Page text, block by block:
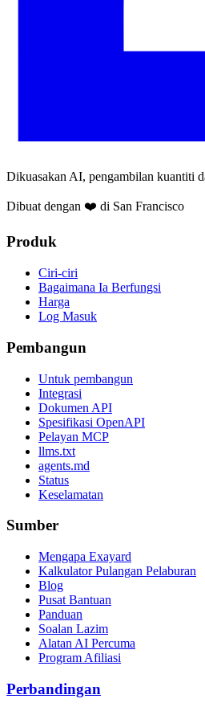
Dikuasakan AI, pengambilan kuantiti
Dibuat dengan ❤️ di San Francisco
Produk
Ciri-ciri
Bagaimana Ia Berfungsi
Harga
Log Masuk
Pembangun
Untuk pembangun
Integrasi
Dokumen API
Spesifikasi OpenAPI
Pelayan MCP
llms.txt
agents.md
Status
Keselamatan
Sumber
Mengapa Exayard
Kalkulator Pulangan Pelaburan
Blog
Pusat Bantuan
Panduan
Soalan Lazim
Alatan AI Percuma
Program Afiliasi
Perbandingan